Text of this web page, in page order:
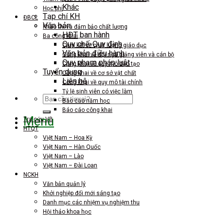
Khác
Tạp chí KH
Văn bản
HĐT ban hành
Quy chế-Quy định
Văn bản điều hành
Quy phạm pháp luật
Tuyển dụng
Liên hệ
Search
for:
Menu
Học phí
ĐBCL
Khảo thí và đảm bảo chất lượng
Ba công khai
Cam kết về chất lượng giáo dục
Công khai về đội ngũ giảng viên và cán bộ
Công khai về quy mô đào tạo
Công khai về cơ sở vật chất
Công khai về quy mô tài chính
Tỷ lệ sinh viên có việc làm
Báo cáo năm học
Báo cáo công khai
Tra cứu VB
HTQT
Việt Nam – Hoa Kỳ
Việt Nam – Hàn Quốc
Việt Nam – Lào
Việt Nam – Đài Loan
NCKH
Văn bản quản lý
Khởi nghiệp đổi mới sáng tạo
Danh mục các nhiệm vụ nghiệm thu
Hội thảo khoa học